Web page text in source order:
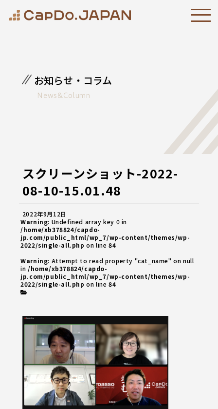
お知らせ・コラム
News&Column
スクリーンショット-2022-
08-10-15.01.48
2022年9月12日
Warning: Undefined array key 0 in
/home/xb378824/capdo-
jp.com/public_html/wp_7/wp-content/themes/wp-
2022/single-all.php on line84
Warning: Attempt to read property "cat_name" on null
in/home/xb378824/capdo-
jp.com/public_html/wp_7/wp-content/themes/wp-
2022/single-all.php on line84